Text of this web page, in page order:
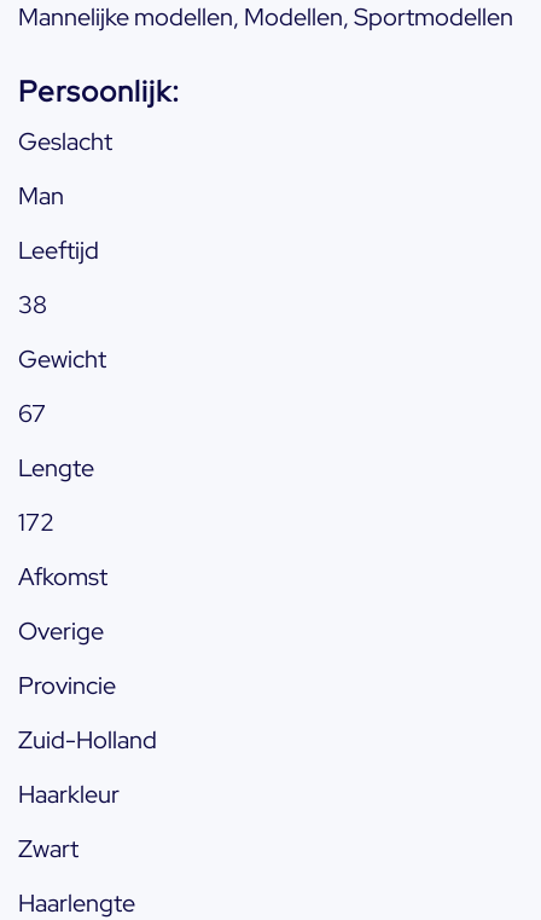
Mannelijke modellen, Modellen,Sportmodellen
Persoonlijk:
Geslacht
Man
Leeftijd
38
Gewicht
67
Lengte
172
Afkomst
Overige
Provincie
Zuid-Holland
Haarkleur
Zwart
Haarlengte